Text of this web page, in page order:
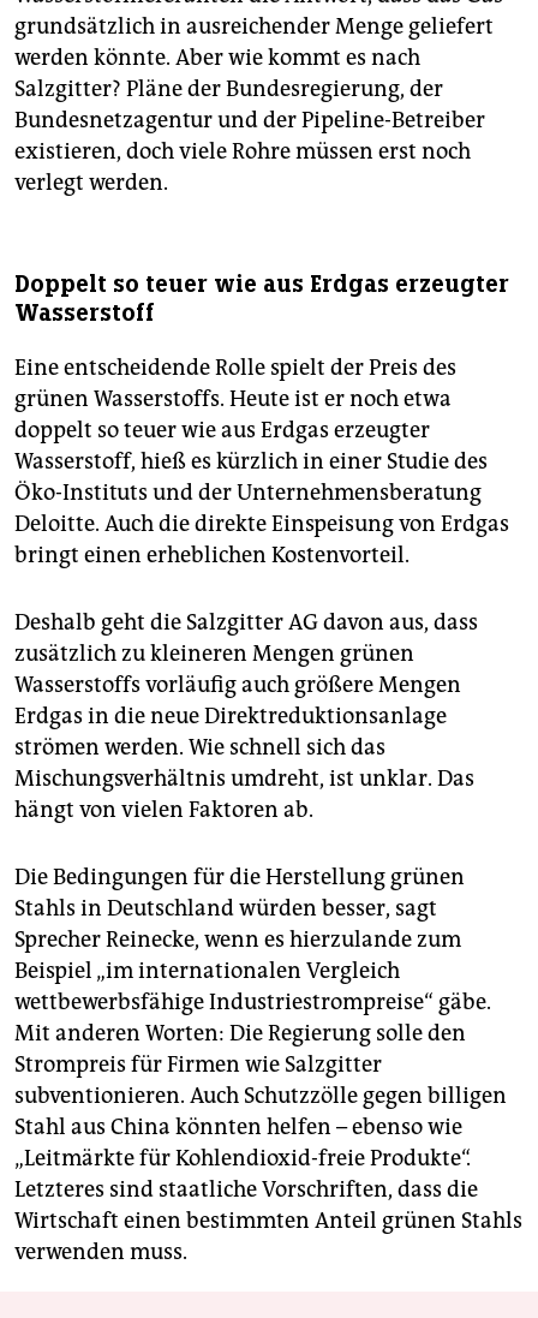
grundsätzlich in ausreichender Menge geliefert
werden könnte. Aber wie kommt es nach
Salzgitter? Pläne der Bundesregierung, der
Bundesnetzagentur und der Pipeline-Betreiber
existieren, doch viele Rohre müssen erst noch
verlegt werden.
Doppelt so teuer wie aus Erdgas erzeugter
Wasserstoff
Eine entscheidende Rolle spielt der Preis des
grünen Wasserstoffs. Heute ist er noch etwa
doppelt so teuer wie aus Erdgas erzeugter
Wasserstoff, hieß es kürzlich in einer Studie des
Öko-Instituts und der Unternehmensberatung
Deloitte. Auch die direkte Einspeisung von Erdgas
bringt einen erheblichen Kostenvorteil.
Deshalb geht die Salzgitter AG davon aus, dass
zusätzlich zu kleineren Mengen grünen
Wasserstoffs vorläufig auch größere Mengen
Erdgas in die neue Direktreduktionsanlage
strömen werden. Wie schnell sich das
Mischungsverhältnis umdreht, ist unklar. Das
hängt von vielen Faktoren ab.
Die Bedingungen für die Herstellung grünen
Stahls in Deutschland würden besser, sagt
Sprecher Reinecke, wenn es hierzulande zum
Beispiel „im internationalen Vergleich
wettbewerbsfähige Indus­trie­strompreise“ gäbe.
Mit anderen Worten: Die Regierung solle den
Strompreis für Firmen wie Salzgitter
subventionieren. Auch Schutzzölle gegen billigen
Stahl aus China könnten helfen – ebenso wie
„Leitmärkte für Kohlendioxid-freie Produkte“.
Letzteres sind staatliche Vorschriften, dass die
Wirtschaft einen bestimmten Anteil grünen Stahls
verwenden muss.